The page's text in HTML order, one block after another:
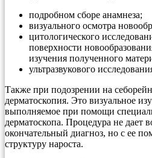
подробном сборе анамнеза;
визуального осмотра
цитологического
поверхности
изучения полученного
ультразвукового
Также при подозрении на
дерматоскопия. Это визуальное
выполняемое при помощи
дерматоскопа. Процедура не дает
окончательный диагноз, но с ее
структуру нароста.